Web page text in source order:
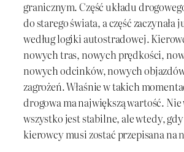
granicznym. Część układu
do starego świata, a część zaczynała
według logiki autostradowej.
nowych tras, nowych prędkości,
nowych odcinków, nowych
zagrożeń. Właśnie w takich
drogowa ma największą wartość.
wszystko jest stabilne, ale wtedy, gdy
kierowcy musi zostać przepisana na